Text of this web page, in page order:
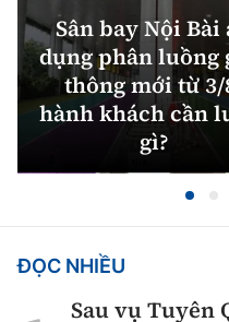
Sân bay Nội Bài
dụng phân luồng
thông mới từ 3/
hành khách cần
gì?
ĐỌC NHIỀU
Sau vụ Tuyên